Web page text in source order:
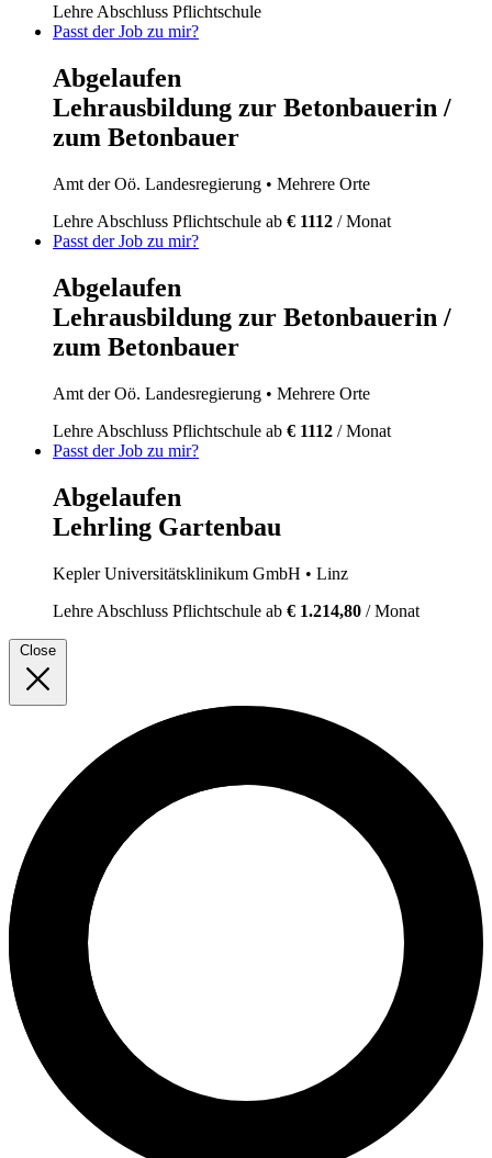
Lehre Abschluss Pflichtschule
Passt der Job zu mir?
Abgelaufen
Lehrausbildung zur Betonbauerin /
zum Betonbauer
Amt der Oö. Landesregierung • Mehrere Orte
Lehre Abschluss Pflichtschule ab € 1112 / Monat
Passt der Job zu mir?
Abgelaufen
Lehrausbildung zur Betonbauerin /
zum Betonbauer
Amt der Oö. Landesregierung • Mehrere Orte
Lehre Abschluss Pflichtschule ab € 1112 / Monat
Passt der Job zu mir?
Abgelaufen
Lehrling Gartenbau
Kepler Universitätsklinikum GmbH • Linz
Lehre Abschluss Pflichtschule ab € 1.214,80 / Monat
Close